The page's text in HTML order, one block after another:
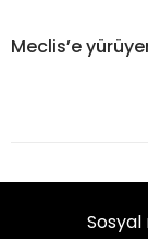
Meclis’e
Sosyal